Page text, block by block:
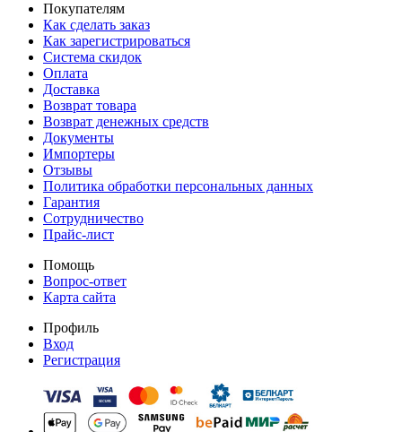
Покупателям
Как сделать заказ
Как зарегистрироваться
Система скидок
Оплата
Доставка
Возврат товара
Возврат денежных средств
Документы
Импортеры
Отзывы
Политика обработки персональных данных
Гарантия
Сотрудничество
Прайс-лист
Помощь
Вопрос-ответ
Карта сайта
Профиль
Вход
Регистрация